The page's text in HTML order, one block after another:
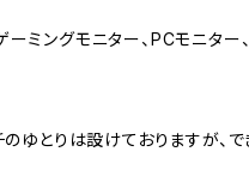
ミングモニター、PCモニタ
ゆとりは設けておりますが、